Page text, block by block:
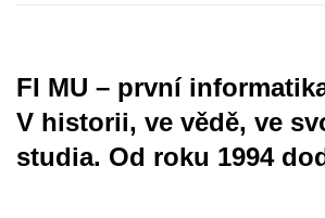
FI MU – první
V historii, ve vědě, ve
studia. Od roku 1994